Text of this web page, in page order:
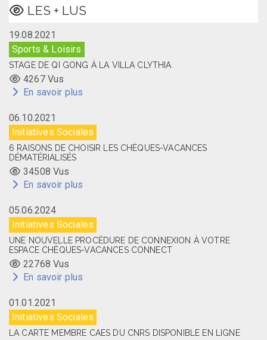
LES + LUS
19.08.2021
Sports & Loisirs
STAGE DE QI GONG À LA VILLA CLYTHIA
4267 Vus
En savoir plus
06.10.2021
Initiatives Sociales
6 RAISONS DE CHOISIR LES CHÈQUES-VACANCES
DÉMATÉRIALISÉS
34508 Vus
En savoir plus
05.06.2024
Initiatives Sociales
UNE NOUVELLE PROCÉDURE DE CONNEXION À VOTRE
ESPACE CHÈQUES-VACANCES CONNECT
22768 Vus
En savoir plus
01.01.2021
Initiatives Sociales
LA CARTE MEMBRE CAES DU CNRS DISPONIBLE EN LIGNE